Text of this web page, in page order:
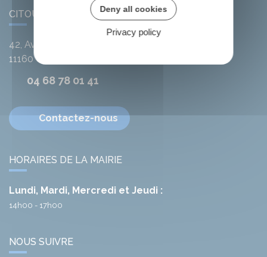
CITOU
42, Avenue de l'Argent-Double
11160Citou
04 68 78 01 41
Contactez-nous
HORAIRES DE LA MAIRIE
Lundi, Mardi, Mercredi et Jeudi :
14h00 - 17h00
NOUS SUIVRE
Deny all cookies
Privacy policy